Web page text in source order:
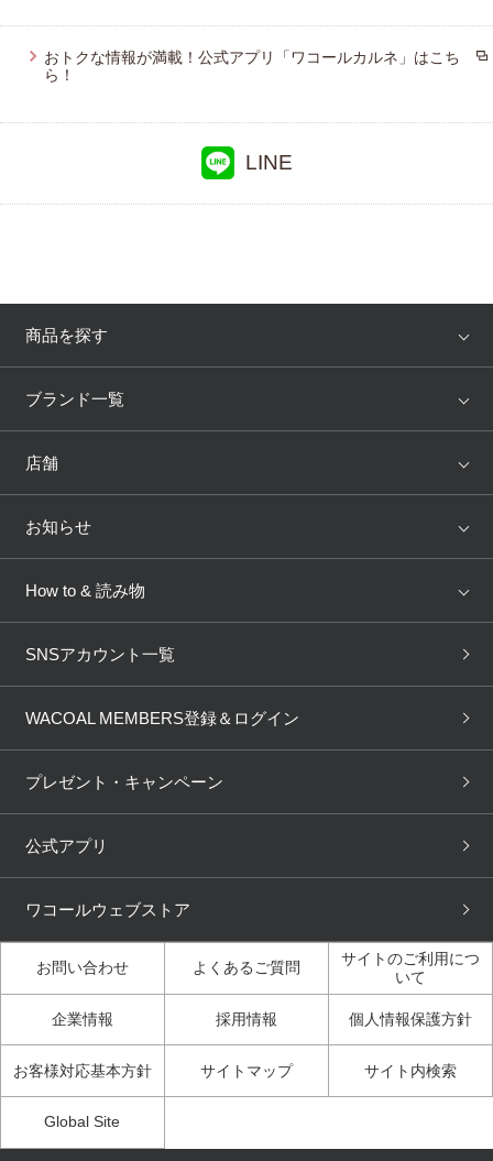
おトクな情報が満載！公式アプリ「ワコールカルネ」はこち
ら！
LINE
商品を探す
アイテム
トピックス
ブランド一覧
WACOAL
AMPHI une nana cool
OUR WACOAL
WACOAL Remamma Mens Innerwear
Licensed Brands
店舗
店舗を探す
ブラ無料診断
3Dボディスキャン
お知らせ
新着情報
商品回収
ニュース＆トピックス
How to & 読み物
下着の基礎知識
ブラパン ワコールスタイル
大人の工場見学inベトナム
人間科学研究開発センター見
学
ガイド（マンガ）
3Dボディスキャン体験（マ
SNSアカウント一覧
WACOAL MEMBERS登録＆ログイン
プレゼント・キャンペーン
公式アプリ
ワコールウェブストア
お問い合わせ よくあるご質問
サイトのご利用につ
いて
企業情報 採用情報 個人情報保護方針
お客様対応基本方針 サイトマップ サイト内検索
Global Site